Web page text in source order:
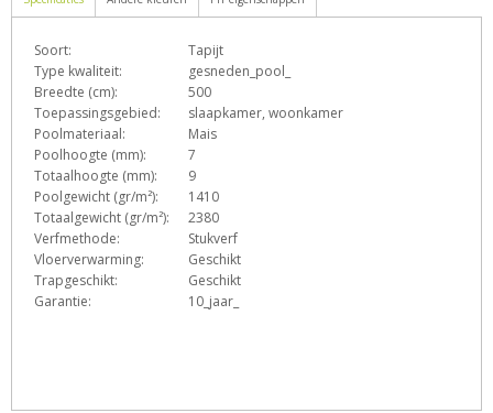
Soort:
Tapijt
Type kwaliteit:
gesneden_pool_
Breedte (cm):
500
Toepassingsgebied:
slaapkamer, woonkamer
Poolmateriaal:
Mais
Poolhoogte (mm):
7
Totaalhoogte (mm):
9
Poolgewicht (gr/m²):
1410
Totaalgewicht (gr/m²):
2380
Verfmethode:
Stukverf
Vloerverwarming:
Geschikt
Trapgeschikt:
Geschikt
Garantie:
10_jaar_
D Ee
TZ